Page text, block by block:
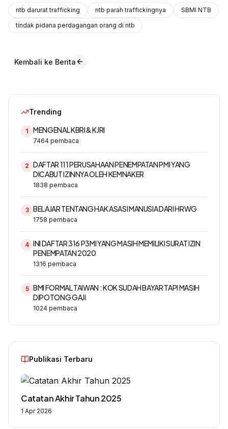
ntb darurat trafficking ntb parah traffickingnya
SBMI NTB
tindak pidana perdagangan orang di ntb
Kembali ke Berita
Trending
1 MENGENAL KBRI & KJRI
7464 pembaca
2 DAFTAR 111 PERUSAHAAN PENEMPATAN PMI YANG
DICABUT IZINNYA OLEH KEMNAKER
1838 pembaca
3 BELAJAR TENTANG HAK ASASI MANUSIA DARI HRWG
1758 pembaca
4 INI DAFTAR 316 P3MI YANG MASIH MEMILIKI SURAT IZIN
PENEMPATAN 2020
1316 pembaca
5 BMI FORMAL TAIWAN : KOK SUDAH BAYAR TAPI MASIH
DIPOTONG GAJI
1024 pembaca
Publikasi Terbaru
Catatan Akhir Tahun 2025
1 Apr 2026